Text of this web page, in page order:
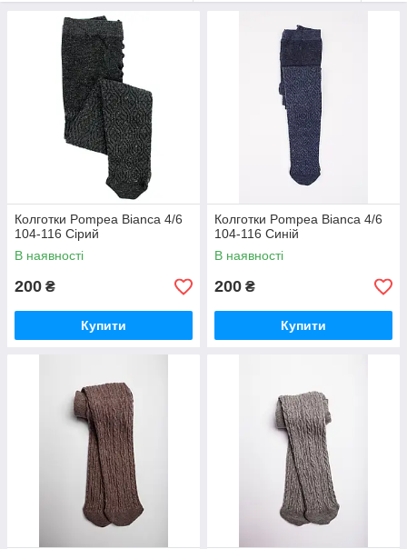
Колготки Pompea Bianca 4/6
104-116 Сірий
В наявності
200 ₴
Купити
Колготки Pompea Bianca 4/6
104-116 Синій
В наявності
200 ₴
Купити